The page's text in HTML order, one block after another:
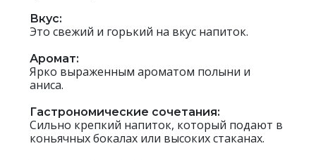
Вкус:
Это свежий и горький на вкус напиток.
Аромат:
Ярко выраженным ароматом полыни и
аниса.
Гастрономические сочетания:
Сильно крепкий напиток, который подают в
коньячных бокалах или высоких стаканах.